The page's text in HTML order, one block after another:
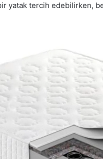
yatak tercih edebilirken,